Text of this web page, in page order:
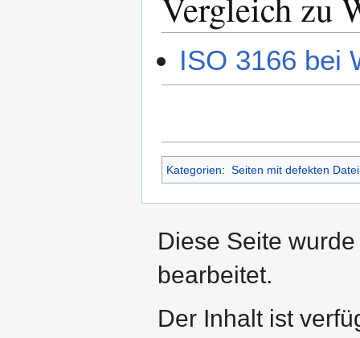
ISO 3166 bei
Kategorien: Seiten mit defekten
Diese Seite
bearbeitet.
Der Inhalt ist